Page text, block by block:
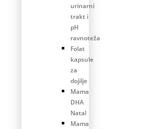
urinarni
trakt i
pH
ravnoteža
Folat
kapsule
za
dojilje
Mama
DHA
Natal
Mama